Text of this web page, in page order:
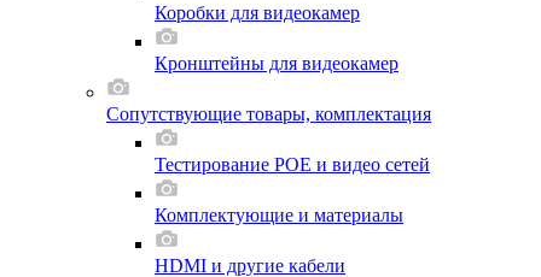
Коробки для видеокамер
Кронштейны для видеокамер
Сопутствующие товары, комплектация
Тестирование POE и видео сетей
Комплектующие и материалы
HDMI и другие кабели